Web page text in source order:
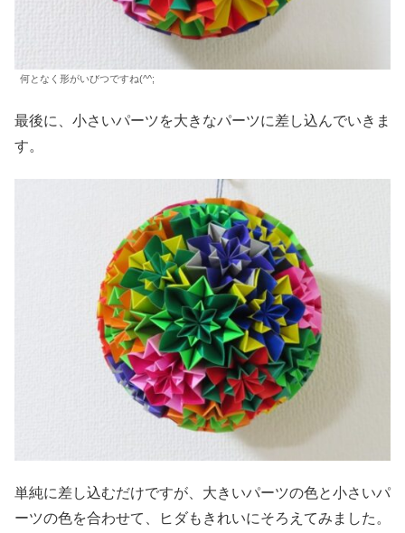
何となく形がいびつですね(^^;
最後に、小さいパーツを大きなパーツに差し込んでいきま
す。
単純に差し込むだけですが、大きいパーツの色と小さいパ
ーツの色を合わせて、ヒダもきれいにそろえてみました。